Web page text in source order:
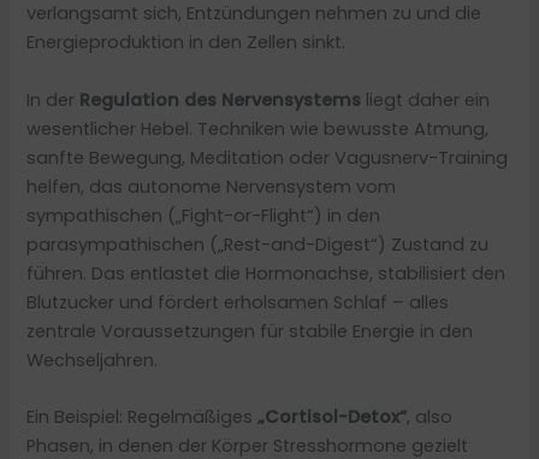
verlangsamt sich, Entzündungen nehmen zu und die
Energieproduktion in den Zellen sinkt.
In der Regulation des Nervensystems liegt daher ein
wesentlicher Hebel. Techniken wie bewusste Atmung,
sanfte Bewegung, Meditation oder Vagusnerv-Training
helfen, das autonome Nervensystem vom
sympathischen („Fight-or-Flight“) in den
parasympathischen („Rest-and-Digest“) Zustand zu
führen. Das entlastet die Hormonachse, stabilisiert den
Blutzucker und fördert erholsamen Schlaf – alles
zentrale Voraussetzungen für stabile Energie in den
Wechseljahren.
Ein Beispiel: Regelmäßiges „Cortisol-Detox“, also
Phasen, in denen der Körper Stresshormone gezielt